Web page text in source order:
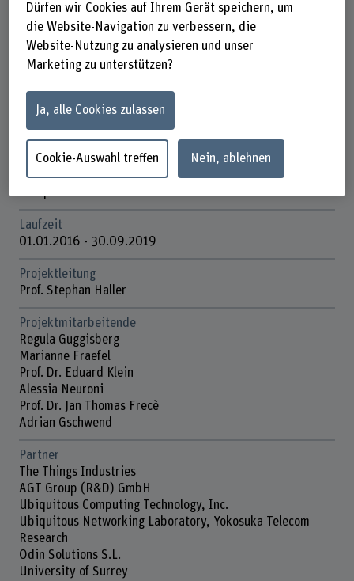
Beteiligte Departemente
Wirtschaft
Institut Public Sector Transformation (IPST)
Forschungseinheit(en)
Data and Infrastructure
Förderorganisation
Europäische Union
Laufzeit
01.01.2016 - 30.09.2019
Projektleitung
Prof. Stephan Haller
Projektmitarbeitende
Regula Guggisberg
Marianne Fraefel
Prof. Dr. Eduard Klein
Alessia Neuroni
Prof. Dr. Jan Thomas Frecè
Adrian Gschwend
Partner
The Things Industries
AGT Group (R&D) GmbH
Ubiquitous Computing Technology, Inc.
Ubiquitous Networking Laboratory, Yokosuka Telecom
Research
Odin Solutions S.L.
University of Surrey
Dürfen wir Cookies auf Ihrem Gerät speichern, um
die Website-Navigation zu verbessern, die
Website-Nutzung zu analysieren und unser
Marketing zu unterstützen?
Ja, alle Cookies zulassen
Cookie-Auswahl treffen Nein, ablehnen